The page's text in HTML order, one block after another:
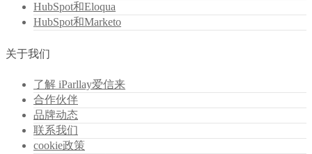
HubSpot和Eloqua
HubSpot和Marketo
关于我们
了解 iParllay爱信来
合作伙伴
品牌动态
联系我们
cookie政策